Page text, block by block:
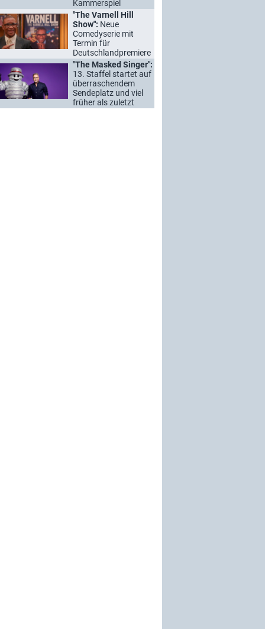
Kammerspiel
"The Varnell Hill
Show": Neue
Comedyserie mit
Termin für
Deutschlandpremiere
"The Masked Singer":
13. Staffel startet auf
überraschendem
Sendeplatz und viel
früher als zuletzt